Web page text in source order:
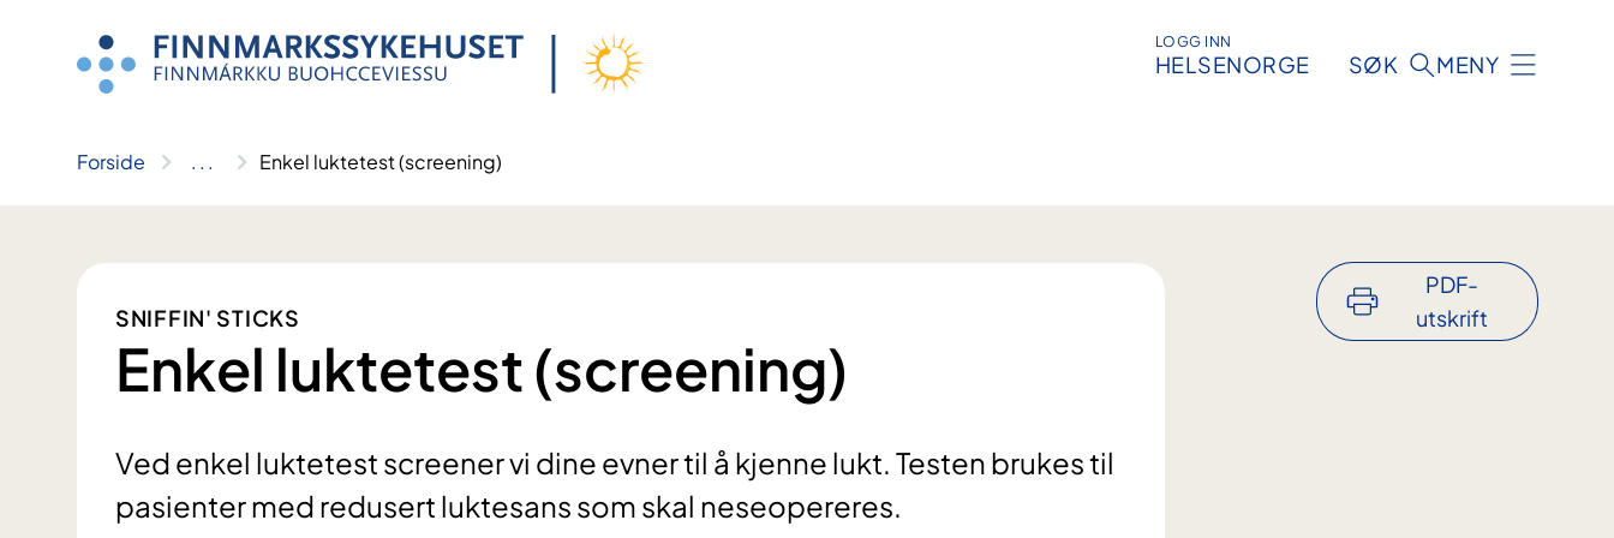
LOGG INN
HELSENORGE SØK MENY
Forside .. . Enkel luktetest (screening)
SNIFFIN' STICKS
Enkel luktetest (screening)
Ved enkel luktetest screener vi dine evner til å kjenne lukt. Testen brukes til
pasienter med redusert luktesans som skal neseopereres.
PDF-
utskrift